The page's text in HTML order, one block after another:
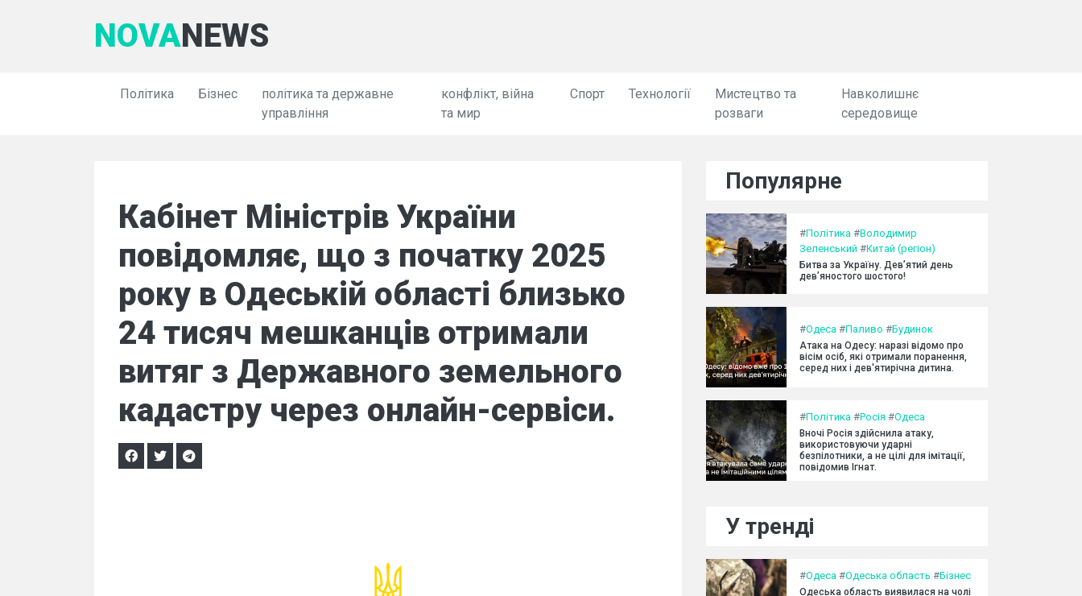
NOVANEWS
Політика Бізнес
політика та державне
управління
конфлікт, війна
та мир
Спорт Технології
Мистецтво та
розваги
Навколишнє
середовище
Кабінет Міністрів України
повідомляє, що з початку 2025
року в Одеській області близько
24 тисяч мешканців отримали
витяг з Державного земельного
кадастру через онлайн-сервіси.
Популярне
#Політика #Володимир
Зеленський #Китай (регіон)
Битва за Україну. Дев’ятий день
дев’яностого шостого!
#Одеса #Паливо #Будинок
Атака на Одесу: наразі відомо про
вісім осіб, які отримали поранення,
серед них і дев'ятирічна дитина.
#Політика #Росія #Одеса
Вночі Росія здійснила атаку,
використовуючи ударні
безпілотники, а не цілі для імітації,
повідомив Ігнат.
У тренді
#Одеса #Одеська область #Бізнес
Одеська область виявилася на чолі